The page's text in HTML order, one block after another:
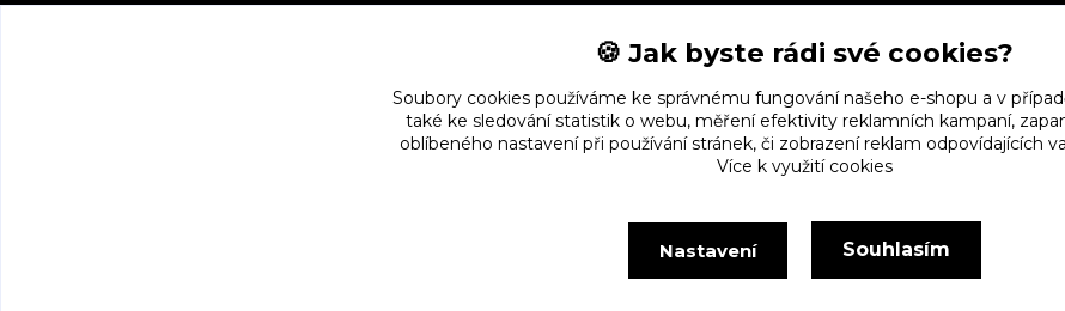
🍪 Jak byste rádi své cookies?
Soubory cookies používáme ke správnému fungování našeho e-shopu a v
také ke sledování statistik o webu, měření efektivity reklamních kampaní,
oblíbeného nastavení při používání stránek, či zobrazení reklam odpovídajících
Více k využití cookies
Nastavení Souhlasím